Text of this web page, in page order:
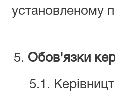
установленому
Обов'язки
5.1.